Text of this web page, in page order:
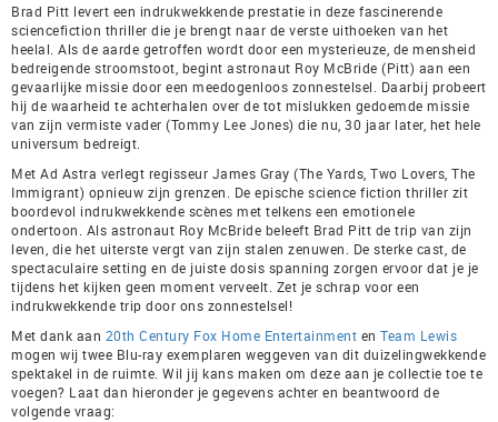
Brad Pitt levert een indrukwekkende prestatie in deze fascinerende
sciencefiction thriller die je brengt naar de verste uithoeken van het
heelal. Als de aarde getroffen wordt door een mysterieuze, de mensheid
bedreigende stroomstoot, begint astronaut Roy McBride (Pitt) aan een
gevaarlijke missie door een meedogenloos zonnestelsel. Daarbij probeert
hij de waarheid te achterhalen over de tot mislukken gedoemde missie
van zijn vermiste vader (Tommy Lee Jones) die nu, 30 jaar later, het hele
universum bedreigt.
Met Ad Astra verlegt regisseur James Gray (The Yards, Two Lovers, The
Immigrant) opnieuw zijn grenzen. De epische science fiction thriller zit
boordevol indrukwekkende scènes met telkens een emotionele
ondertoon. Als astronaut Roy McBride beleeft Brad Pitt de trip van zijn
leven, die het uiterste vergt van zijn stalen zenuwen. De sterke cast, de
spectaculaire setting en de juiste dosis spanning zorgen ervoor dat je je
tijdens het kijken geen moment verveelt. Zet je schrap voor een
indrukwekkende trip door ons zonnestelsel!
Met dank aan 20th Century Fox Home Entertainment en Team Lewis
mogen wij twee Blu-ray exemplaren weggeven van dit duizelingwekkende
spektakel in de ruimte. Wil jij kans maken om deze aan je collectie toe te
voegen? Laat dan hieronder je gegevens achter en beantwoord de
volgende vraag: